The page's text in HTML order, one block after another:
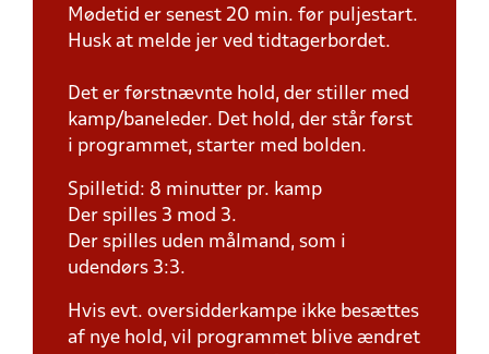
Mødetid er senest 20 min. før puljestart.
Husk at melde jer ved tidtagerbordet.
Det er førstnævnte hold, der stiller med
kamp/baneleder. Det hold, der står først
i programmet, starter med bolden.
Spilletid: 8 minutter pr. kamp
Der spilles 3 mod 3.
Der spilles uden målmand, som i
udendørs 3:3.
Hvis evt. oversidderkampe ikke besættes
af nye hold, vil programmet blive ændret